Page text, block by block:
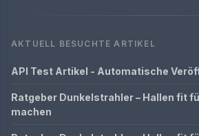
AKTUELL BESUCHTE ARTIKEL
API Test Artikel - Automatische
Ratgeber Dunkelstrahler – Hallen fit
machen